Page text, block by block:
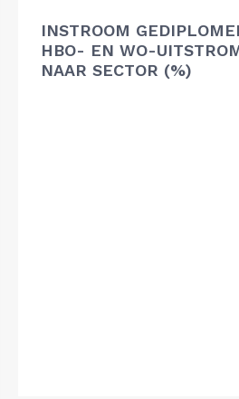
INSTROOM
HBO- EN WO-
NAAR SECTOR (%)